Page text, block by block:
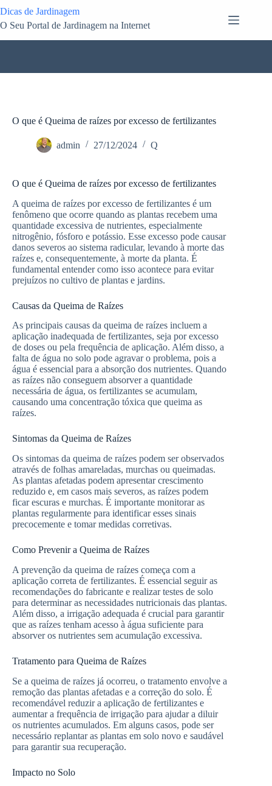
para
o
Dicas de Jardinagem
O Seu Portal de Jardinagem na Internet
O que é Queima de raízes por excesso de fertilizantes
admin 27/12/2024 Q
O que é Queima de raízes por excesso de fertilizantes
A queima de raízes por excesso de fertilizantes é um
fenômeno que ocorre quando as plantas recebem uma
quantidade excessiva de nutrientes, especialmente
nitrogênio, fósforo e potássio. Esse excesso pode causar
danos severos ao sistema radicular, levando à morte das
raízes e, consequentemente, à morte da planta. É
fundamental entender como isso acontece para evitar
prejuízos no cultivo de plantas e jardins.
Causas da Queima de Raízes
As principais causas da queima de raízes incluem a
aplicação inadequada de fertilizantes, seja por excesso
de doses ou pela frequência de aplicação. Além disso, a
falta de água no solo pode agravar o problema, pois a
água é essencial para a absorção dos nutrientes. Quando
as raízes não conseguem absorver a quantidade
necessária de água, os fertilizantes se acumulam,
causando uma concentração tóxica que queima as
raízes.
Sintomas da Queima de Raízes
Os sintomas da queima de raízes podem ser observados
através de folhas amareladas, murchas ou queimadas.
As plantas afetadas podem apresentar crescimento
reduzido e, em casos mais severos, as raízes podem
ficar escuras e murchas. É importante monitorar as
plantas regularmente para identificar esses sinais
precocemente e tomar medidas corretivas.
Como Prevenir a Queima de Raízes
A prevenção da queima de raízes começa com a
aplicação correta de fertilizantes. É essencial seguir as
recomendações do fabricante e realizar testes de solo
para determinar as necessidades nutricionais das plantas.
Além disso, a irrigação adequada é crucial para garantir
que as raízes tenham acesso à água suficiente para
absorver os nutrientes sem acumulação excessiva.
Tratamento para Queima de Raízes
Se a queima de raízes já ocorreu, o tratamento envolve a
remoção das plantas afetadas e a correção do solo. É
recomendável reduzir a aplicação de fertilizantes e
aumentar a frequência de irrigação para ajudar a diluir
os nutrientes acumulados. Em alguns casos, pode ser
necessário replantar as plantas em solo novo e saudável
para garantir sua recuperação.
Impacto no Solo